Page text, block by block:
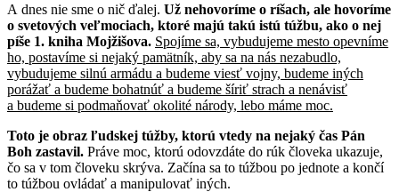
A dnes nie sme o nič ďalej. Už nehovoríme o ríšach, ale hovoríme
o svetových veľmociach, ktoré majú takú istú túžbu, ako o nej
píše 1. kniha Mojžišova. Spojíme sa, vybudujeme mesto opevníme
ho, postavíme si nejaký pamätník, aby sa na nás nezabudlo,
vybudujeme silnú armádu a budeme viesť vojny, budeme iných
porážať a budeme bohatnúť a budeme šíriť strach a nenávisť
a budeme si podmaňovať okolité národy, lebo máme moc.
Toto je obraz ľudskej túžby, ktorú vtedy na nejaký čas Pán
Boh zastavil. Práve moc, ktorú odovzdáte do rúk človeka ukazuje,
čo sa v tom človeku skrýva. Začína sa to túžbou po jednote a končí
to túžbou ovládať a manipulovať iných.